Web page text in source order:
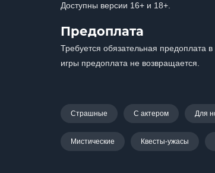
Доступны версии 16+ и 18+.
Предоплата
Требуется обязательная предоплата
игры предоплата не возвращается.
Страшные С актером Для
Мистические Квесты-ужасы